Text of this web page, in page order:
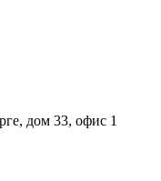
дом 33, офис 1